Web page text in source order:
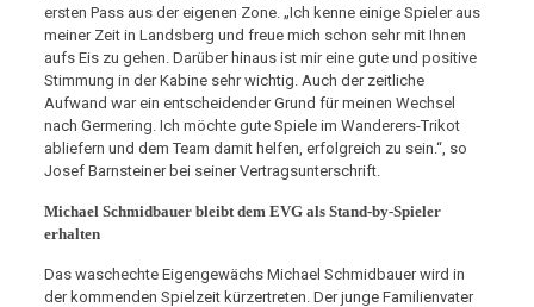
ersten Pass aus der eigenen Zone. „Ich kenne einige Spieler aus
meiner Zeit in Landsberg und freue mich schon sehr mit Ihnen
aufs Eis zu gehen. Darüber hinaus ist mir eine gute und positive
Stimmung in der Kabine sehr wichtig. Auch der zeitliche
Aufwand war ein entscheidender Grund für meinen Wechsel
nach Germering. Ich möchte gute Spiele im Wanderers-Trikot
abliefern und dem Team damit helfen, erfolgreich zu sein.“, so
Josef Barnsteiner bei seiner Vertragsunterschrift.
Michael Schmidbauer bleibt dem EVG als Stand-by-Spieler
erhalten
Das waschechte Eigengewächs Michael Schmidbauer wird in
der kommenden Spielzeit kürzertreten. Der junge Familienvater